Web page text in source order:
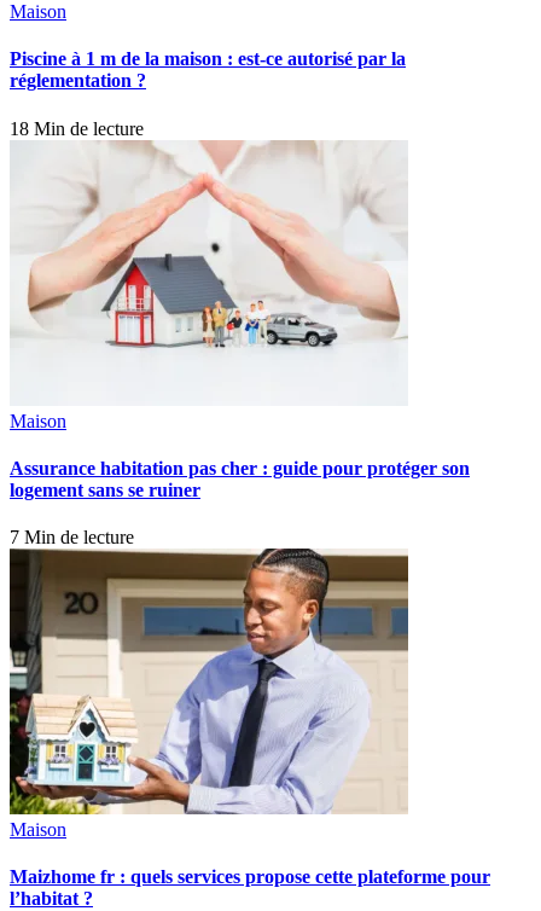
Maison
Piscine à 1 m de la maison : est-ce autorisé par la
réglementation ?
18 Min de lecture
Maison
Assurance habitation pas cher : guide pour protéger son
logement sans se ruiner
7 Min de lecture
Maison
Maizhome fr : quels services propose cette plateforme pour
l’habitat ?